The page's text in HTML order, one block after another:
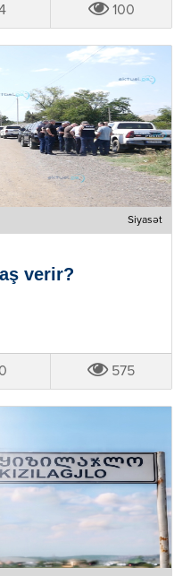
100
Siyasət
verir?
0 575